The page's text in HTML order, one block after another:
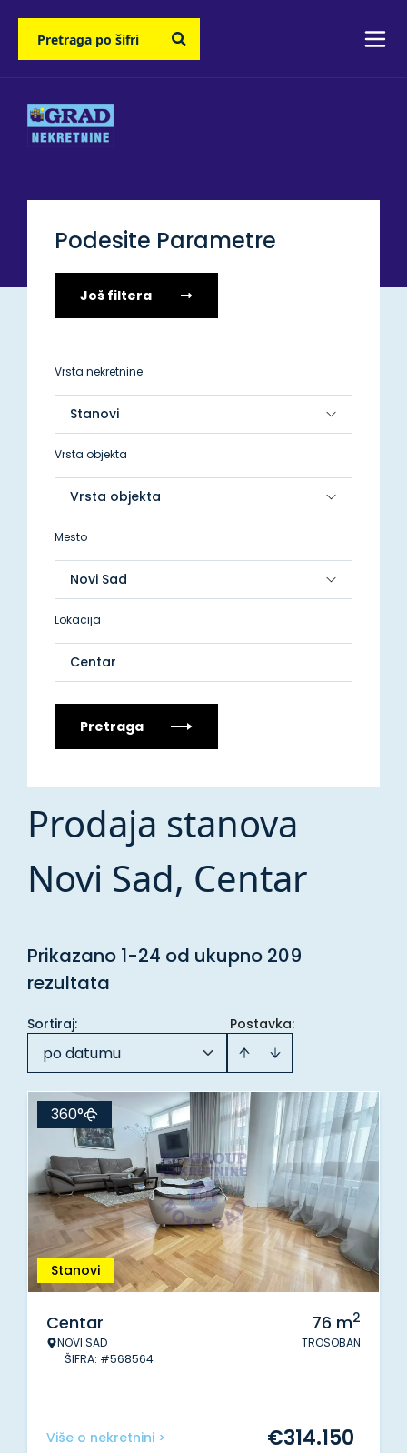
Podesite Parametre
Još filtera
Vrsta nekretnine
Vrsta objekta
Mesto
Lokacija
Centar
Pretraga
Prodaja stanova
Novi Sad, Centar
Prikazano 1-24 od ukupno 209
rezultata
Postavka:
Sortiraj:
po datumu
Stanovi
360°
Centar
NOVI SAD
ŠIFRA: #568564
76 m2
TROSOBAN
Više o nekretnini > €314.150